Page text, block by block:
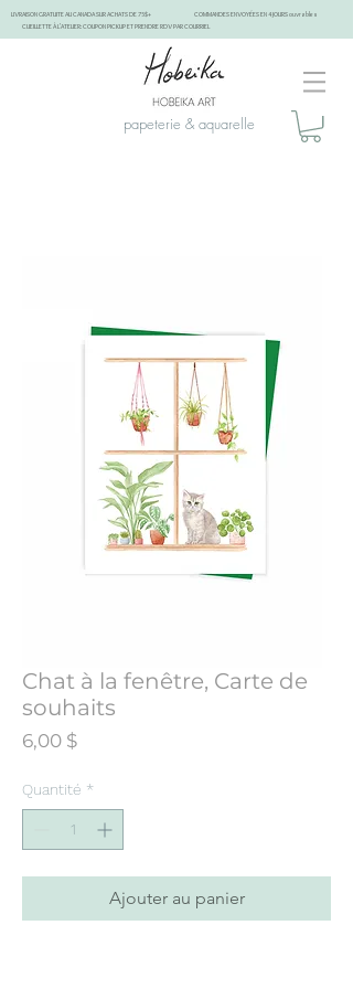
LIVRAISON GRATUITE AU CANADA SUR ACHATS DE 75$+
COMMANDES ENVOYÉES EN 4 JOURS ouvrables
CUEILLETTE À L'ATELIER: COUPON PICKUP ET PRENDRE RDV PAR COURRIEL
papeterie & aquarelle
Chat à la fenêtre, Carte de
souhaits
6,00 $Prix
Quantité *
Ajouter au panier